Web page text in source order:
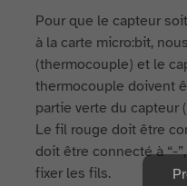
Pour que le capteur
à la carte micro:bit,
(thermocouple) et le
thermocouple doivent
partie verte du capteur
Le fil rouge doit être
doit être connecté à “-
fixer les fils.